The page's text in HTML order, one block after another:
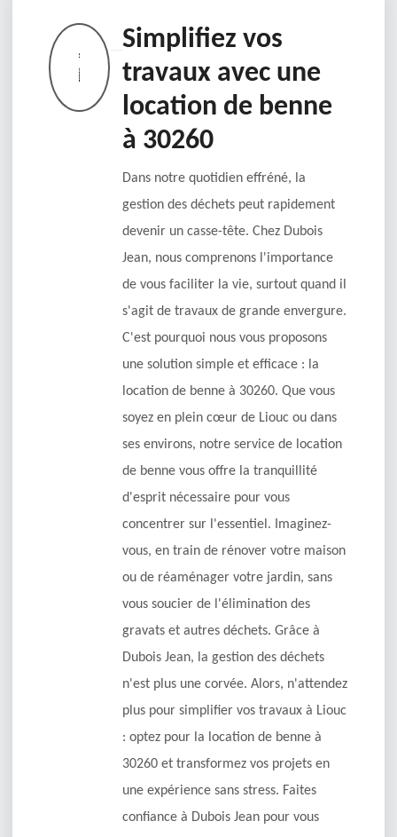
Simplifiez vos
travaux avec une
location de benne
à 30260
Dans notre quotidien effréné, la
gestion des déchets peut rapidement
devenir un casse-tête. Chez Dubois
Jean, nous comprenons l'importance
de vous faciliter la vie, surtout quand il
s'agit de travaux de grande envergure.
C'est pourquoi nous vous proposons
une solution simple et efficace : la
location de benne à 30260. Que vous
soyez en plein cœur de Liouc ou dans
ses environs, notre service de location
de benne vous offre la tranquillité
d'esprit nécessaire pour vous
concentrer sur l'essentiel. Imaginez-
vous, en train de rénover votre maison
ou de réaménager votre jardin, sans
vous soucier de l'élimination des
gravats et autres déchets. Grâce à
Dubois Jean, la gestion des déchets
n'est plus une corvée. Alors, n'attendez
plus pour simplifier vos travaux à Liouc
: optez pour la location de benne à
30260 et transformez vos projets en
une expérience sans stress. Faites
confiance à Dubois Jean pour vous